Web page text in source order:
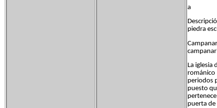
a
piedra
La iglesia
románico
periodos
puesto
puerta